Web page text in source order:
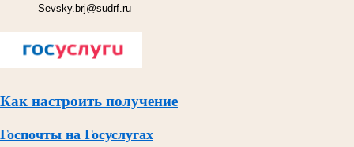
Sevsky.brj@sudrf.ru
Как настроить получение
Госпочты на Госуслугах